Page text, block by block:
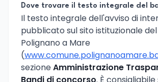
Dove trovare il testo integrale del
Il testo integrale dell'avviso di
pubblicato sul sito istituzionale
Polignano a Mare
(
sezioneAmministrazione
Bandi di concorso. È